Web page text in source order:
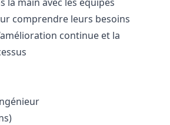
comprendre leurs besoins
continue et la